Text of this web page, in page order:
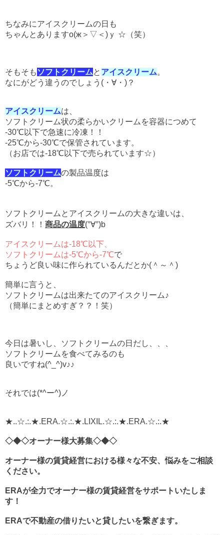
ちなみにアイスクリームの日も
ちゃんとありますо(ж＞▽＜)ｙ ☆（笑）
そもそも ソフトクリームと アイスクリーム。
なにがどう違うのでしょう(・∀・)？
アイスクリームは、
ソフトクリーム状の柔らかいクリームを容器につめて
-30℃以下で急速に冷凍！！
-25℃から-30℃で保管されています。
（お店では-18℃以下で売られています☆）
ソフトクリームの製品温度は
-5℃から-7℃。
ソフトクリームとアイスクリームの大きな違いは、
ズバリ！！ 商品の温度(°∀°)b
アイスクリームは-18℃以下、
ソフトクリームは-5℃から-7℃で
ちょうど良い味に作られているんだとか(＾～＾)
簡単に言うと、
ソフトクリームは出来たてのアイスクリーム♪
（簡単にまとめすぎ？？！笑）
今日は暑いし、ソフトクリームの日だし、、、
ソフトクリームを食べてみるのも
良いですね(^_^)v♪♪
それでは(*^ー^)ノ
★..☆.:.★.ERA.☆.:.★.LIXIL.☆.:.★.ERA.☆.:.★
◇◆◇オーナー様大募集◇◆◇
オーナー様の賃貸経営における様々な不安、悩みをご相談
ください。
ERAが全力でオーナー様の賃貸経営をサポートいたしま
す！
ERAで不動産の借りたいと貸したいを繋ぎます。